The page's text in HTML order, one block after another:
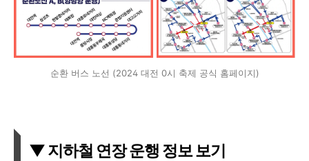
순환 버스 노선 (2024 대전 0시 축제 공식 홈페이지)
▼ 지하철 연장 운행 정보 보기